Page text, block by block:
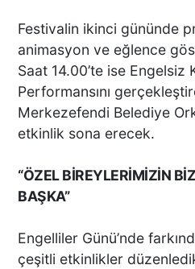
Festivalin ikinci gününde
animasyon ve eğlence
Saat 14.00’te ise Engelsiz
Performansını
Merkezefendi Belediye
etkinlik sona erecek.
“ÖZEL BİREYLERİMİZİN
BAŞKA”
Engelliler Günü’nde
çeşitli etkinlikler